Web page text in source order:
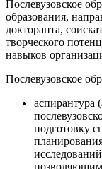
Послевузовское
образования,
докторанта,
творческого
навыков
Послевузовское
аспирантура
подготовку